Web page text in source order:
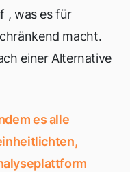
, was es für
macht.
einer Alternative
es alle